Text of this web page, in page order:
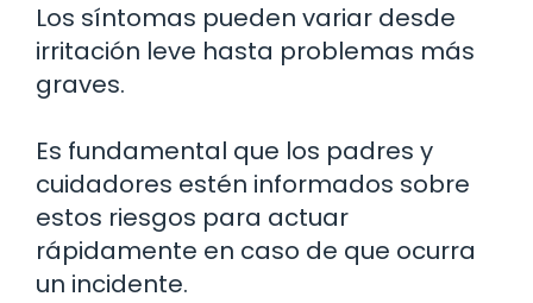
Los síntomas pueden variar desde
irritación leve hasta problemas más
graves.
Es fundamental que los padres y
cuidadores estén informados sobre
estos riesgos para actuar
rápidamente en caso de que ocurra
un incidente.